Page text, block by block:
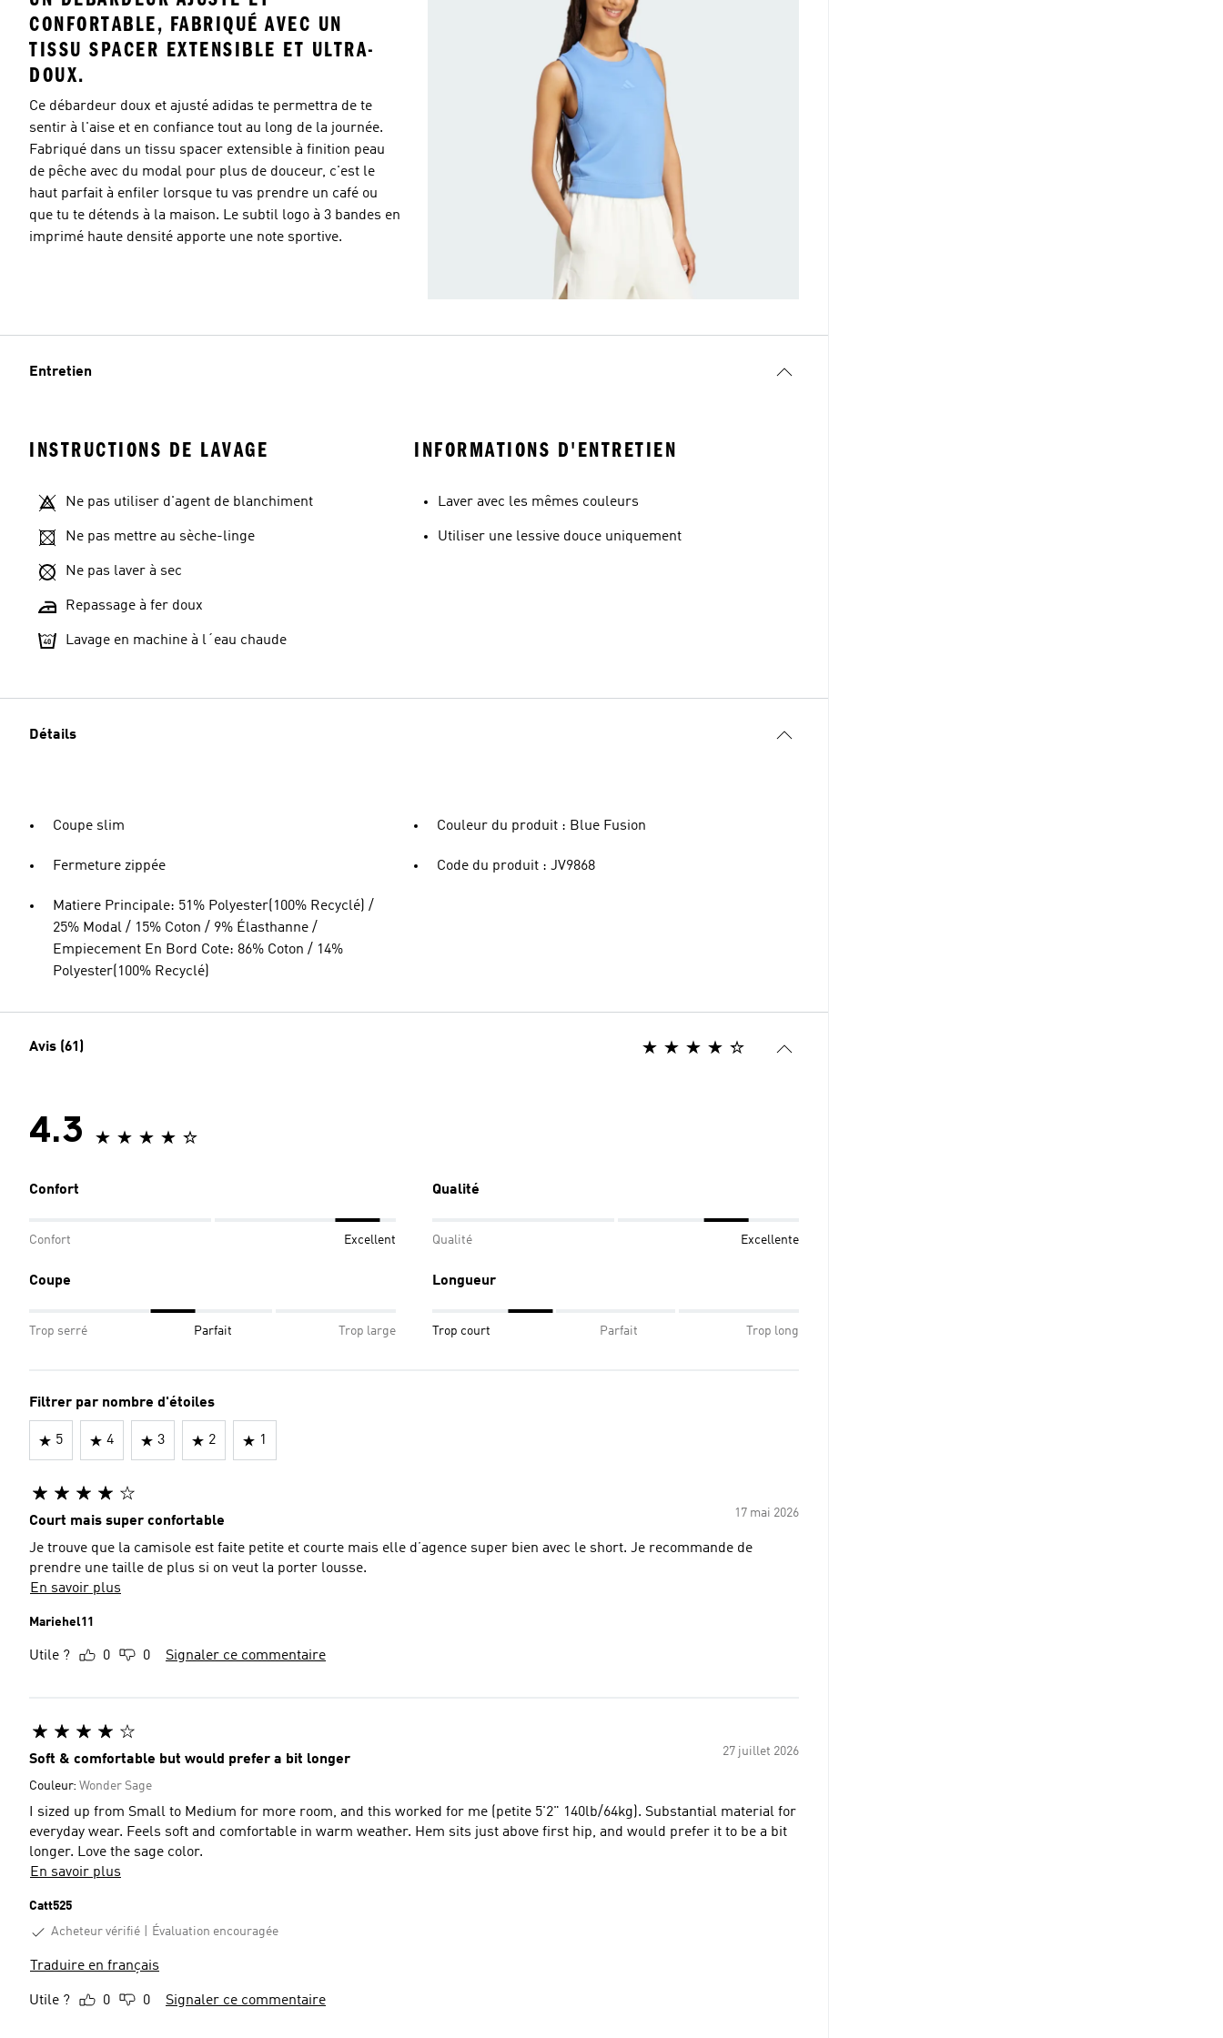
CONFORTABLE, FABRIQUÉ AVEC UN
TISSU SPACER EXTENSIBLE ET ULTRA-
DOUX.
Ce débardeur doux et ajusté adidas te permettra de te
sentir à l'aise et en confiance tout au long de la journée.
Fabriqué dans un tissu spacer extensible à finition peau
de pêche avec du modal pour plus de douceur, c'est le
haut parfait à enfiler lorsque tu vas prendre un café ou
que tu te détends à la maison. Le subtil logo à 3 bandes en
imprimé haute densité apporte une note sportive.
Entretien
INSTRUCTIONS DE LAVAGE
Ne pas utiliser d'agent de blanchiment
Ne pas mettre au sèche-linge
Ne pas laver à sec
Repassage à fer doux
Lavage en machine à l´eau chaude
INFORMATIONS D'ENTRETIEN
Laver avec les mêmes couleurs
Utiliser une lessive douce uniquement
Détails
Coupe slim
Fermeture zippée
Matiere Principale: 51% Polyester(100% Recyclé) /
25% Modal / 15% Coton / 9% Élasthanne /
Empiecement En Bord Cote: 86% Coton / 14%
Polyester(100% Recyclé)
Couleur du produit : Blue Fusion
Code du produit : JV9868
Avis (61)
4.3
Confort
Confort Excellent
Qualité
Qualité Excellente
Coupe
Trop serré Parfait Trop large
Longueur
Trop court Parfait Trop long
Filtrer par nombre d'étoiles
5 4 3 2 1
17 mai 2026
Court mais super confortable
Je trouve que la camisole est faite petite et courte mais elle d’agence super bien avec le short. Je recommande de
prendre une taille de plus si on veut la porter lousse.
En savoir plus
Mariehel11
Utile ? 0 0 Signaler ce commentaire
27 juillet 2026
Soft & comfortable but would prefer a bit longer
Couleur: Wonder Sage
I sized up from Small to Medium for more room, and this worked for me (petite 5'2" 140lb/64kg). Substantial material for
everyday wear. Feels soft and comfortable in warm weather. Hem sits just above first hip, and would prefer it to be a bit
longer. Love the sage color.
En savoir plus
Catt525
Acheteur vérifié
Évaluation encouragée
Traduire en français
Utile ? 0 0 Signaler ce commentaire